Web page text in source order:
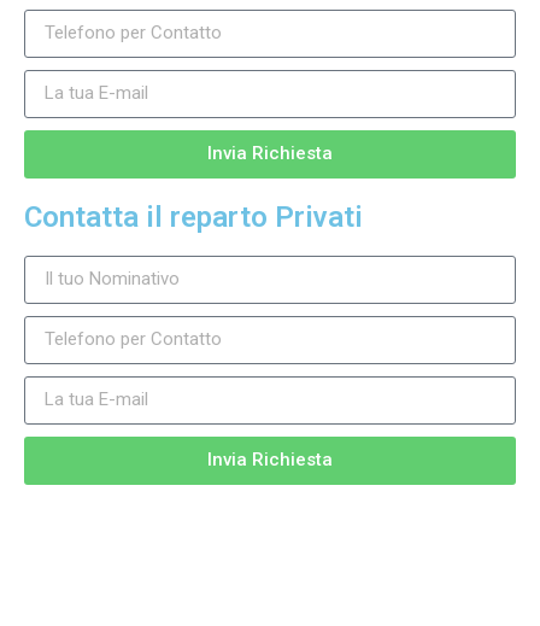
Invia Richiesta
Contatta il reparto Privati
Invia Richiesta